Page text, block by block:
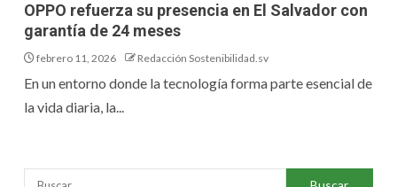
OPPO refuerza su presencia en El Salvador con
garantía de 24 meses
febrero 11, 2026 Redacción Sostenibilidad.sv
En un entorno donde la tecnología forma parte esencial de
la vida diaria, la...